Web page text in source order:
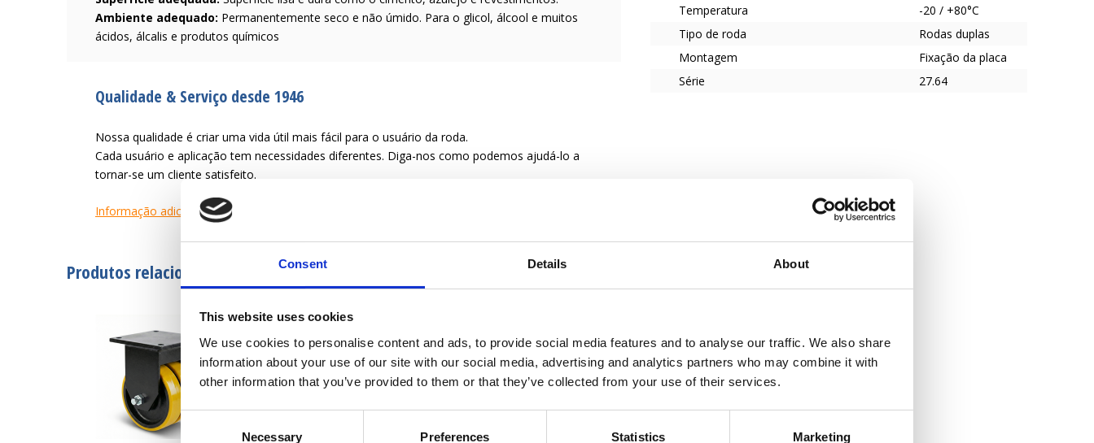
Consent Details About
This website uses cookies
We use cookies to personalise content and ads, to provide social media features and to analyse our traffic. We also share
information about your use of our site with our social media, advertising and analytics partners who may combine it with
other information that you’ve provided to them or that they’ve collected from your use of their services.
Consent
Selection
Necessary Preferences Statistics Marketing
Ambiente adequado: Permanentemente seco e não úmido. Para o glicol, álcool e muitos
ácidos, álcalis e produtos químicos
Qualidade & Serviço desde 1946
Nossa qualidade é criar uma vida útil mais fácil para o usuário da roda.
Cada usuário e aplicação tem necessidades diferentes. Diga-nos como podemos ajudá-lo a
tornar-se um cliente satisfeito.
Informação adicional
Temperatura
-20 / +80°C
Tipo de roda
Rodas duplas
Montagem
Fixação da placa
Série
27.64
Produtos relacionados